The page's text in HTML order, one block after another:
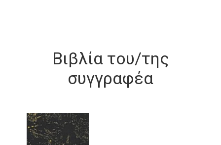
Βιβλία του/της
συγγραφέα